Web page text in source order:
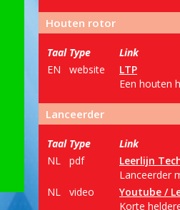
Houten rotor
Taal Type
Link
EN
website
LTP
Een houten
Lanceerder
Taal Type
Link
NL
pdf
Leerlijn
Lanceerder
NL
video
Youtube /
Korte